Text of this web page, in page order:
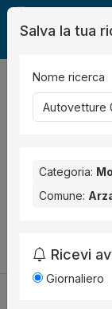
Legalmente
risultati
risultato per la
Prova a
Salva la tua
Nome ricerca
Categoria:
Comune:
Ricevi
Giornaliero